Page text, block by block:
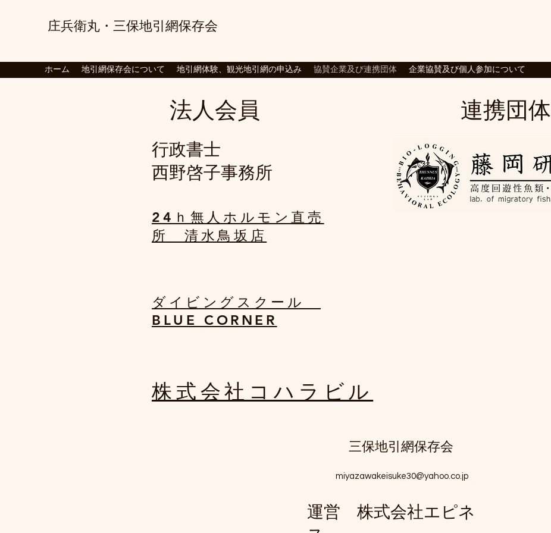
庄兵衛丸・三保地引 網保存会
ホーム 地引網保存会について 地引網体験、観光地引網の申込み 協賛企業及び連携団体 企業協賛及び個人参加について
​法人会員
​行政書士
西野啓子事務所
​24ｈ無人ホルモン直売
所 清水鳥坂店
連携団体​
​ダイビングスクール
BLUE CORNER
​株式会社コハラビル​
三保地引網保存会
miyazawakeisuke30@yahoo.co.jp
​運営 株式会社エピネ